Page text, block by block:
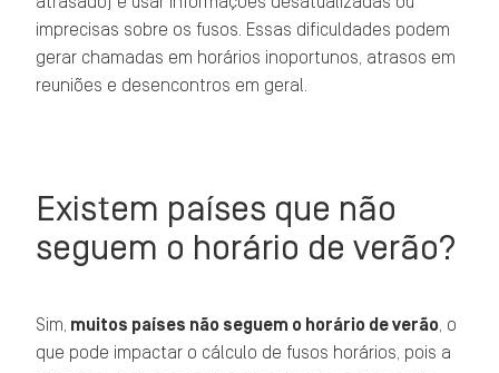
imprecisas sobre os fusos. Essas dificuldades podem
gerar chamadas em horários inoportunos, atrasos em
reuniões e desencontros em geral.
Existem países que não
seguem o horário de verão?
Sim, muitos países não seguem o horário de verão , o
que pode impactar o cálculo de fusos horários, pois a